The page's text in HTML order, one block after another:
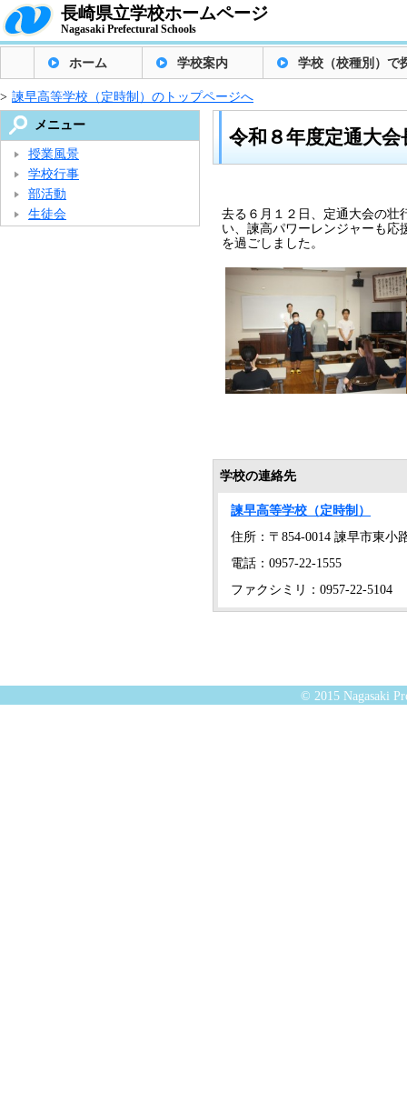
長崎県立学校ホームページ
Nagasaki Prefectural Schools
ホーム 学校案内 学校（校種別）で
> 諫早高等学校（定時制）のトップページへ
令和８年度定通大
去る６月１２日、定通大会の壮
い、諫高パワーレンジャーも応
を過ごしました。
学校の連絡先
諫早高等学校（定時制）
住所：〒854-0014 諫早市東小
電話：0957-22-1555
ファクシミリ：0957-22-5104
メニュー
授業風景
学校行事
部活動
生徒会
© 2015 Nagasaki